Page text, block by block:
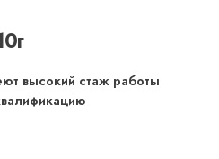
высокий стаж работы